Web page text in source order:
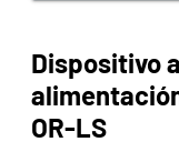
Dispositivo
OR-LS